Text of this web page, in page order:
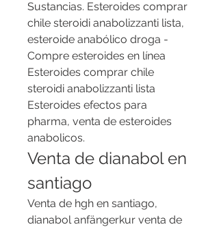
Sustancias. Esteroides comprar
chile steroidi anabolizzanti lista,
esteroide anabólico droga -
Compre esteroides en línea
Esteroides comprar chile
steroidi anabolizzanti lista
Esteroides efectos para
pharma, venta de esteroides
anabolicos.
Venta de dianabol en
santiago
Venta de hgh en santiago,
dianabol anfängerkur venta de